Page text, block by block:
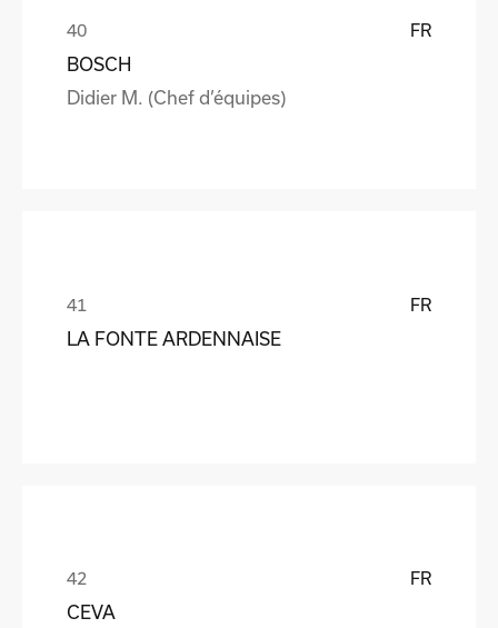
FR
BOSCH
Didier M. (Chef d’équipes)
FR
LA FONTE ARDENNAISE
FR
CEVA